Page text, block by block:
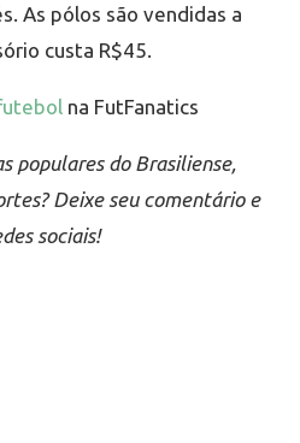
As pólos são vendidas a
custa R$45.
na FutFanatics
populares do Brasiliense,
Deixe seu comentário e
sociais!